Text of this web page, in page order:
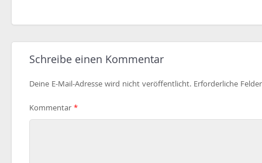
Schreibe einen Kommentar
Deine E-Mail-Adresse wird nicht veröffentlicht. Erforderliche
Kommentar *